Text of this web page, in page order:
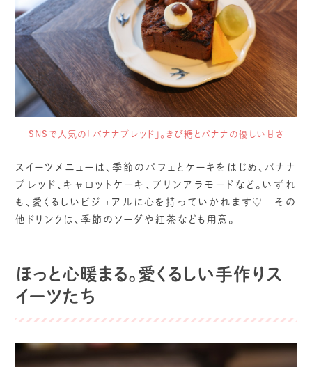
SNSで人気の「バナナブレッド」。きび糖とバナナの優しい甘さ
スイーツメニューは、季節のパフェとケーキをはじめ、バナナ
ブレッド、キャロットケーキ、プリンアラモードなど。いずれ
も、愛くるしいビジュアルに心を持っていかれます♡ その
他ドリンクは、季節のソーダや紅茶なども用意。
ほっと心暖まる。愛くるしい手作りス
イーツたち